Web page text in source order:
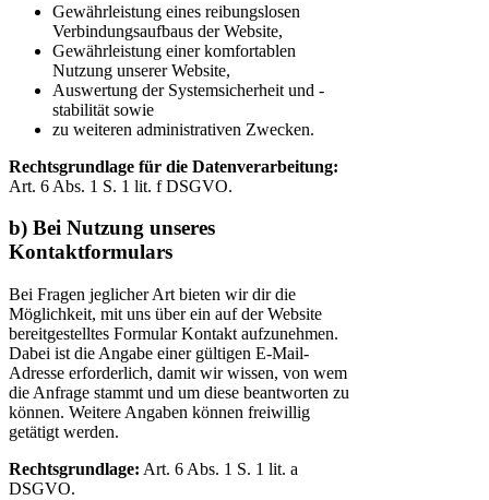
Gewährleistung eines reibungslosen
Verbindungsaufbaus der Website,
Gewährleistung einer komfortablen
Nutzung unserer Website,
Auswertung der Systemsicherheit und -
stabilität sowie
zu weiteren administrativen Zwecken.
Rechtsgrundlage für die Datenverarbeitung:
Art. 6 Abs. 1 S. 1 lit. f DSGVO.
b) Bei Nutzung unseres
Kontaktformulars
Bei Fragen jeglicher Art bieten wir dir die
Möglichkeit, mit uns über ein auf der Website
bereitgestelltes Formular Kontakt aufzunehmen.
Dabei ist die Angabe einer gültigen E-Mail-
Adresse erforderlich, damit wir wissen, von wem
die Anfrage stammt und um diese beantworten zu
können. Weitere Angaben können freiwillig
getätigt werden.
Rechtsgrundlage: Art. 6 Abs. 1 S. 1 lit. a
DSGVO.